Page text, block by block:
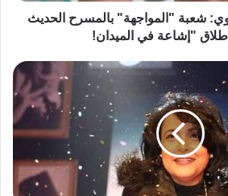
شعبة "المواجهة" بالمسرح الحديث
"إشاعة في الميدان!